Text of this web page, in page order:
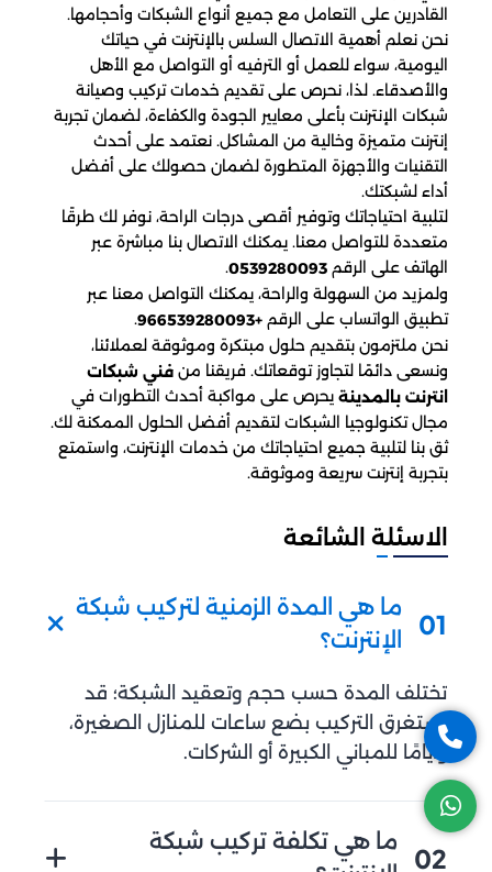
القادرين على التعامل مع جميع أنواع الشبكات وأحجامها.
نحن نعلم أهمية الاتصال السلس بالإنترنت في حياتك
اليومية، سواء للعمل أو الترفيه أو التواصل مع الأهل
والأصدقاء. لذا، نحرص على تقديم خدمات تركيب وصيانة
شبكات الإنترنت بأعلى معايير الجودة والكفاءة، لضمان تجربة
إنترنت متميزة وخالية من المشاكل. نعتمد على أحدث
التقنيات والأجهزة المتطورة لضمان حصولك على أفضل
أداء لشبكتك.
لتلبية احتياجاتك وتوفير أقصى درجات الراحة، نوفر لك طرقًا
متعددة للتواصل معنا. يمكنك الاتصال بنا مباشرة عبر
الهاتف على الرقم 0539280093
.
ولمزيد من السهولة والراحة، يمكنك التواصل معنا عبر
تطبيق الواتساب على الرقم +966539280093
.
نحن ملتزمون بتقديم حلول مبتكرة وموثوقة لعملائنا،
ونسعى دائمًا لتجاوز توقعاتك. فريقنا من فني شبكات
انترنت بالمدينة يحرص على مواكبة أحدث التطورات في
مجال تكنولوجيا الشبكات لتقديم أفضل الحلول الممكنة لك.
ثق بنا لتلبية جميع احتياجاتك من خدمات الإنترنت، واستمتع
بتجربة إنترنت سريعة وموثوقة.
الاسئلة الشائعة
01
ما هي المدة الزمنية لتركيب شبكة
الإنترنت؟
تختلف المدة حسب حجم وتعقيد الشبكة؛ قد
يستغرق التركيب بضع ساعات للمنازل الصغيرة،
وأيامًا للمباني الكبيرة أو الشركات.
02
ما هي تكلفة تركيب شبكة